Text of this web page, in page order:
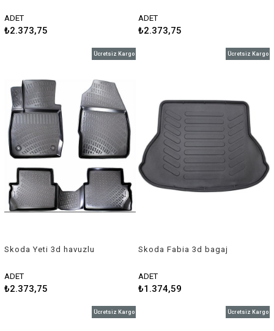
ADET
₺2.373,75
ADET
₺2.373,75
Skoda Yeti 3d havuzlu
ADET
₺2.373,75
Ücretsiz Kargo
Skoda Fabia 3d bagaj
ADET
₺1.374,59
Ücretsiz Kargo
Ücretsiz Kargo Ücretsiz Kargo